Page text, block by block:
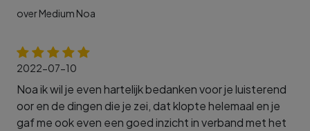
over Medium Noa
2022-07-10
Noa ik wil je even hartelijk bedanken voor je luisterend
oor en de dingen die je zei, dat klopte helemaal en je
gaf me ook even een goed inzicht in verband met het